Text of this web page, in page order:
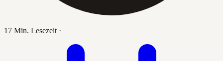
17 Min. Lesezeit ·